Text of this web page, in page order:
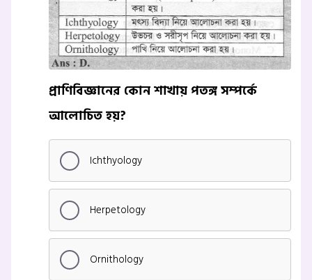
প্রাণিবিজ্ঞানের কোন শাখায় পতঙ্গ সম্পর্কে
আলোচিত হয়?
Ichthyology
Herpetology
Ornithology